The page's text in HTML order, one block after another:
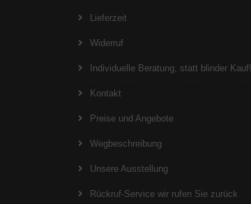
Lieferzeit
Widerruf
Individuelle Beratung, statt blinder Kauf!
Kontakt
Preise und Angebote
Wegbeschreibung
Unsere Ausstellung
Rückruf-Service wir rufen Sie zurück